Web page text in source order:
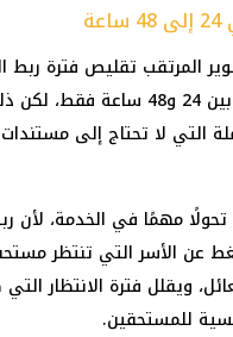
المرتقب تقليص فترة ربط
عدة أشهر إلى ما بين 24 و48 ساعة
التي لا تحتاج إلى
مهمًا في الخدمة، لأن
عن الأسر التي تنتظر
ويقلل فترة الانتظار
للمستحقين.